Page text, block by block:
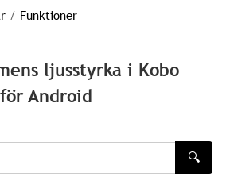
/ Funktioner
ljusstyrka i Kobo
Android
🔍